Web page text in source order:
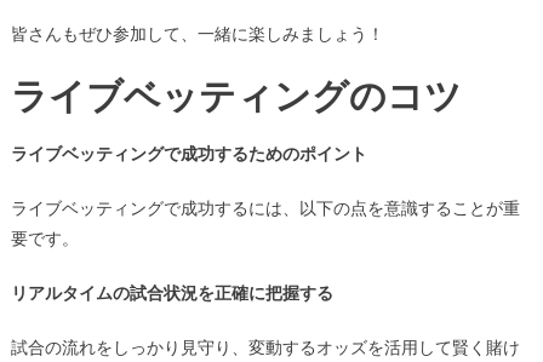
皆さんもぜひ参加して、一緒に楽しみましょう！
ライブベッティングのコツ
ライブベッティングで成功するためのポイント
ライブベッティングで成功するには、以下の点を意識することが重
要です。
リアルタイムの試合状況を正確に把握する
試合の流れをしっかり見守り、変動するオッズを活用して賢く賭け